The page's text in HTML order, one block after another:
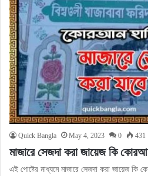
Quick Bangla May 4, 2023 0 431
মাজারে সেজদা করা জায়েজ কি
এই পোষ্টের মাধ্যমে মাজারে সেজদা করা জায়েজ কি